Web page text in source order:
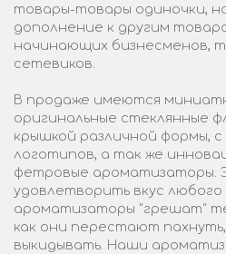
товары-товары одиночки,
дополнение к другим
начинающих бизнесменов,
сетевиков.
В продаже имеются
оригинальные стеклянные
крышкой различной формы,
логотипов, а так же
фетровые ароматизаторы.
удовлетворить вкус любого
ароматизаторы "грешат"
как они перестают
выкидывать. Наши